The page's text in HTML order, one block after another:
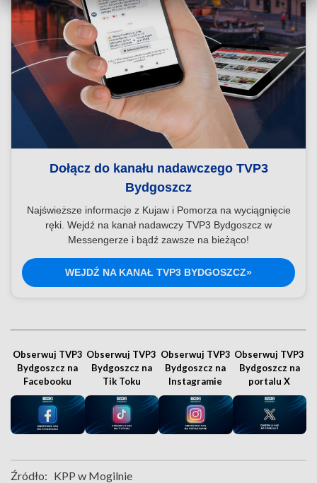
Dołącz do kanału nadawczego TVP3
Bydgoszcz
Najświeższe informacje z Kujaw i Pomorza na wyciągnięcie
ręki. Wejdź na kanał nadawczy TVP3 Bydgoszcz w
Messengerze i bądź zawsze na bieżąco!
WEJDŹ NA KANAŁ TVP3 BYDGOSZCZ»
Obserwuj TVP3
Bydgoszcz na
Facebooku
Obserwuj TVP3
Bydgoszcz na
Tik Toku
Obserwuj TVP3
Bydgoszcz na
Instagramie
Obserwuj TVP3
Bydgoszcz na
portalu X
Źródło: KPP w Mogilnie